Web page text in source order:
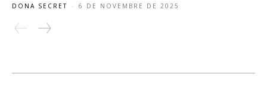
DONA SECRET - 6 DE NOVEMBRE DE 2025